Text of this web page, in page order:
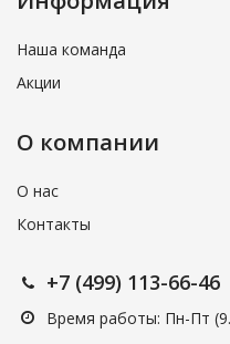
Наша команда
Акции
О компании
О нас
Контакты
+7 (499) 113-66-46
Время работы: Пн-Пт